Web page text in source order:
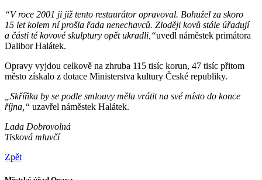
“V roce 2001 ji již tento restaurátor opravoval. Bohužel za skoro
15 let kolem ní prošla řada nenechavců. Zloději kovů stále úřadují
a části té kovové skulptury opět ukradli,“uvedl náměstek primátora
Dalibor Halátek.
Opravy vyjdou celkově na zhruba 115 tisíc korun, 47 tisíc přitom
město získalo z dotace Ministerstva kultury České republiky.
„Skříňka by se podle smlouvy měla vrátit na své místo do konce
října,“ uzavřel náměstek Halátek.
Lada Dobrovolná
Tisková mluvčí
Zpět